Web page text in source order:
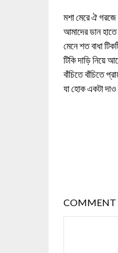
মশা মেরে ঐ গরজে
আমাদের ডান হাতে
মেনে শত বাধা
টিকি দাড়ি নিয়ে
বাঁচিতে বাঁচিতে
যা হোক একটা দাও
COMMENT